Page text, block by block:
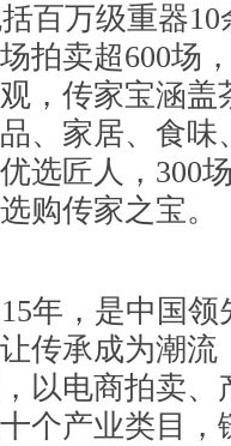
百万级重器
拍卖超600场
，传家宝涵盖
、家居、食味
选匠人，300
购传家之宝。
年，是中国
传承成为潮流
以电商拍卖、
个产业类目，